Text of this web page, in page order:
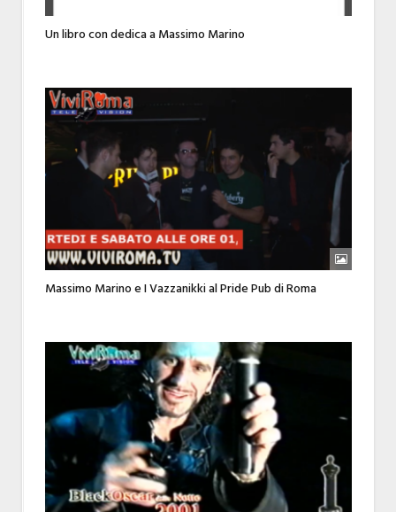
Un libro con dedica a Massimo Marino
Massimo Marino e I Vazzanikki al Pride Pub di Roma